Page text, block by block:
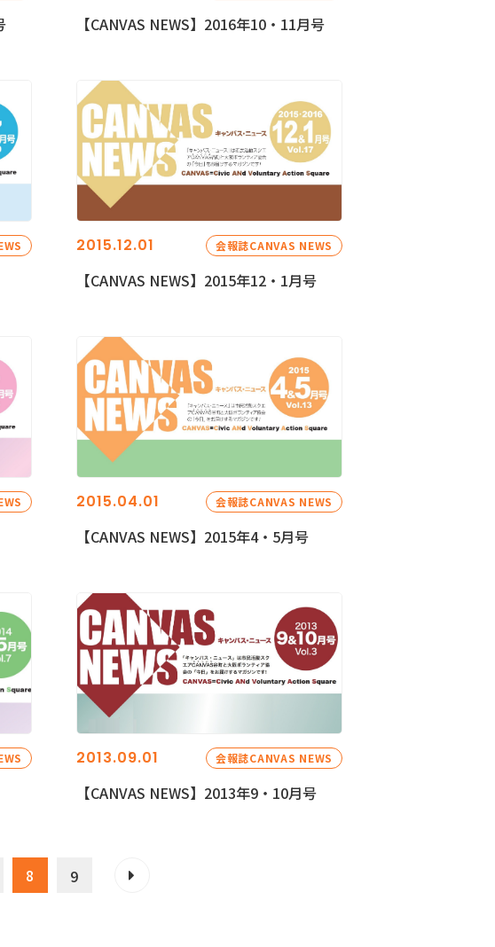
【CANVAS NEWS】2016年10・11月号
2015.12.01 会報誌CANVAS NEWS
【CANVAS NEWS】2015年12・1月号
2015.04.01 会報誌CANVAS NEWS
【CANVAS NEWS】2015年4・5月号
2013.09.01 会報誌CANVAS NEWS
【CANVAS NEWS】2013年9・10月号
8 9